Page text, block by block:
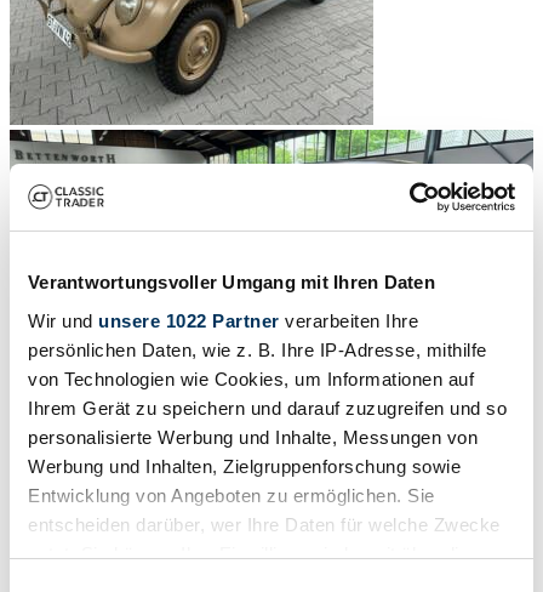
Verantwortungsvoller Umgang mit Ihren Daten
Wir und unsere 1022 Partner verarbeiten Ihre
persönlichen Daten, wie z. B. Ihre IP-Adresse, mithilfe
von Technologien wie Cookies, um Informationen auf
Ihrem Gerät zu speichern und darauf zuzugreifen und so
personalisierte Werbung und Inhalte, Messungen von
Werbung und Inhalten, Zielgruppenforschung sowie
Entwicklung von Angeboten zu ermöglichen. Sie
entscheiden darüber, wer Ihre Daten für welche Zwecke
nutzt. Sie können Ihre Einwilligung jederzeit über die